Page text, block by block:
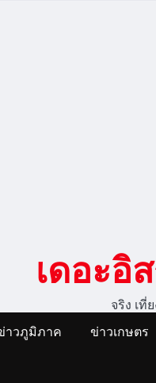
เดอะอิ
จริง เที่
าวภูมิภาค ข่าวเกษตร